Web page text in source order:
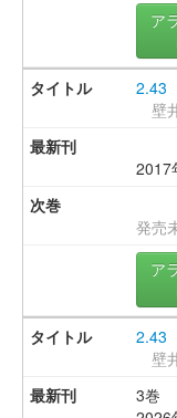
ア
2.43
壁
2017
発売
ア
2.43
壁
3巻